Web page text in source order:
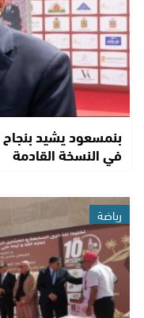
بنمسعود يشيد بنجاح
في النسخة القادمة
رياضة